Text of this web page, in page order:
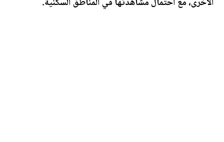
الأخرى، مع احتمال مشاهدتها في المناطق السكنية.